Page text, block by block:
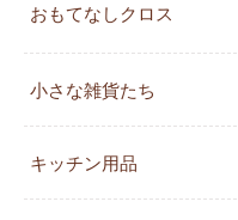
おもてなしクロス
小さな雑貨たち
キッチン用品